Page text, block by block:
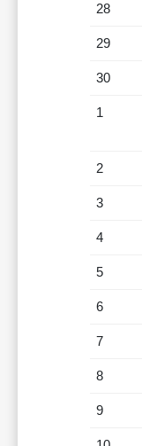
28
29
30
1
2
3
4
5
6
7
8
9